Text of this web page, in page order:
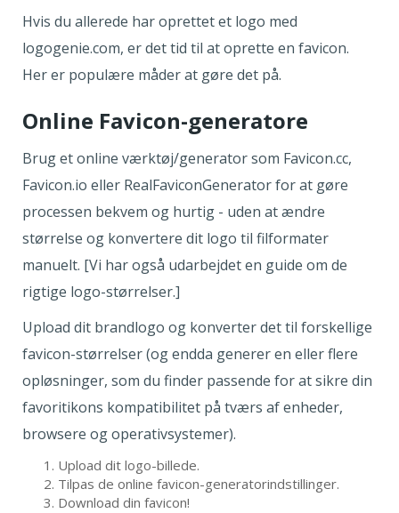
Hvis du allerede har oprettet et logo med
logogenie.com, er det tid til at oprette en favicon.
Her er populære måder at gøre det på.
Online Favicon-generatore
Brug et online værktøj/generator som Favicon.cc,
Favicon.io eller RealFaviconGenerator for at gøre
processen bekvem og hurtig - uden at ændre
størrelse og konvertere dit logo til filformater
manuelt. [Vi har også udarbejdet en guide om de
rigtige logo-størrelser.]
Upload dit brandlogo og konverter det til forskellige
favicon-størrelser (og endda generer en eller flere
opløsninger, som du finder passende for at sikre din
favoritikons kompatibilitet på tværs af enheder,
browsere og operativsystemer).
Upload dit logo-billede.
Tilpas de online favicon-generatorindstillinger.
Download din favicon!